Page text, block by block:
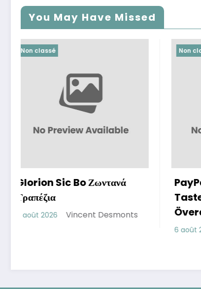
You May Have Missed
PayPal-insättningar på
Tastevegas: Tillgängliga
Överallt?
Vincent Desmonts